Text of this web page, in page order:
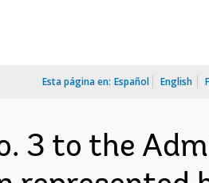
Esta página en: Español English
3 to the